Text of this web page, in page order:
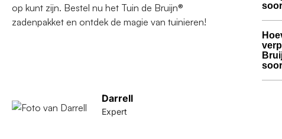
op kunt zijn. Bestel nu het Tuin de Bruijn®
zadenpakket en ontdek de magie van tuinieren!
Darrell
Expert